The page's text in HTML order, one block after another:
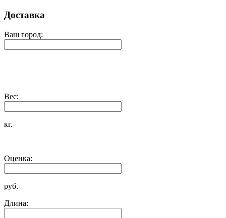
Доставка
Ваш город:
Вес:
кг.
Оценка:
руб.
Длина: